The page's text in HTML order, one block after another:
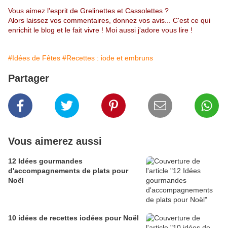
Vous aimez l'esprit de Grelinettes et Cassolettes ?
Alors laissez vos commentaires, donnez vos avis... C'est ce qui
enrichit le blog et le fait vivre ! Moi aussi j'adore vous lire !
#Idées de Fêtes #Recettes : iode et embruns
Partager
Vous aimerez aussi
12 Idées gourmandes
d'accompagnements de plats pour
Noël
10 idées de recettes iodées pour Noël